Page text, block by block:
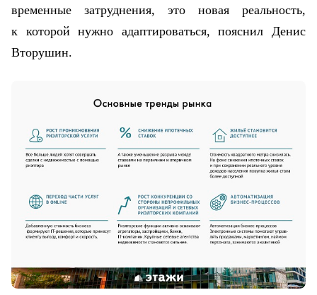
временные затруднения, это новая реальность,
к которой нужно адаптироваться, пояснил Денис
Вторушин.